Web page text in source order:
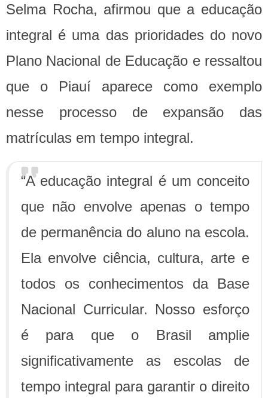
Selma Rocha, afirmou que a educação
integral é uma das prioridades do novo
Plano Nacional de Educação e ressaltou
que o Piauí aparece como exemplo
nesse processo de expansão das
matrículas em tempo integral.
“A educação integral é um conceito
que não envolve apenas o tempo
de permanência do aluno na escola.
Ela envolve ciência, cultura, arte e
todos os conhecimentos da Base
Nacional Curricular. Nosso esforço
é para que o Brasil amplie
significativamente as escolas de
tempo integral para garantir o direito